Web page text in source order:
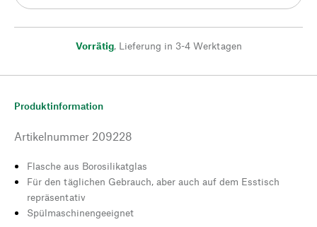
Vorrätig, Lieferung in 3-4 Werktagen
Produktinformation
Artikelnummer 209228
Flasche aus Borosilikatglas
Für den täglichen Gebrauch, aber auch auf dem Esstisch
repräsentativ
Spülmaschinengeeignet